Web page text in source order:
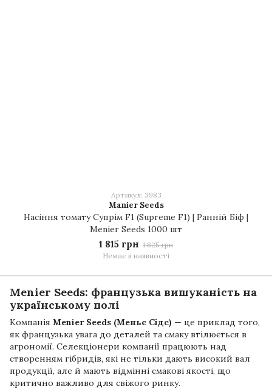
Артикул: 3983
Manier Seeds
Насіння томату Супрім F1 (Supreme F1) | Ранній Біф |
Menier Seeds 1000 шт
1 815 грн 1 825 грн
Немає в наявності
Menier Seeds: французька вишуканість на
українському полі
Компанія Menier Seeds (Меньє Сідс) — це приклад того,
як французька увага до деталей та смаку втілюється в
агрономії. Селекціонери компанії працюють над
створенням гібридів, які не тільки дають високий вал
продукції, але й мають відмінні смакові якості, що
критично важливо для свіжого ринку.